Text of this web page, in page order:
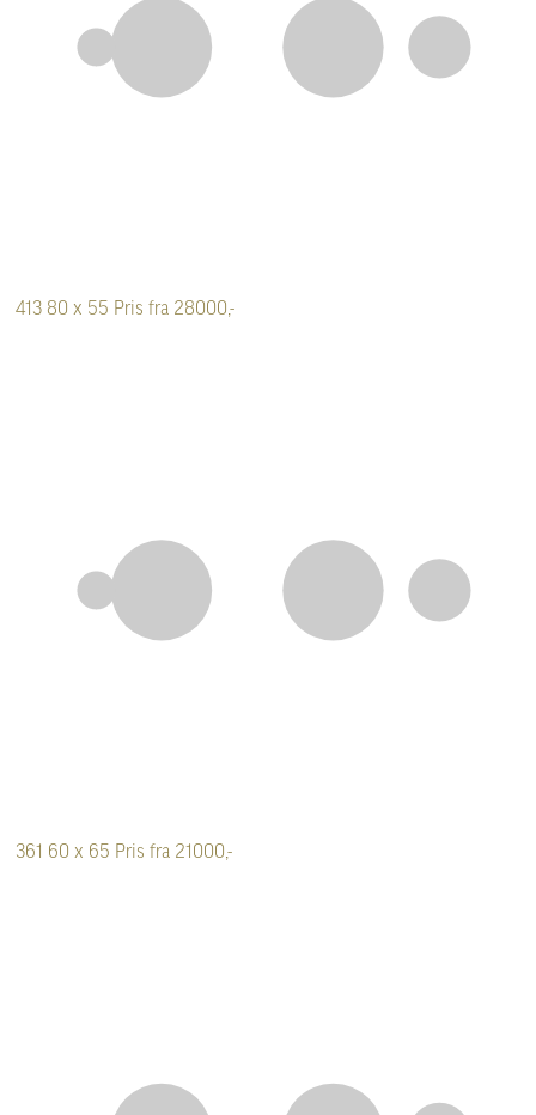
413 80 x 55 Pris fra 28000,-
361 60 x 65 Pris fra 21000,-